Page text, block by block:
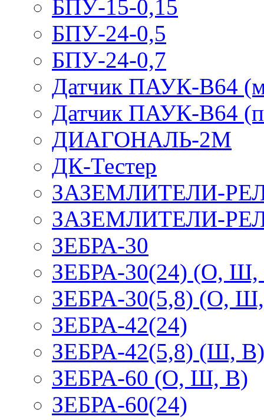
БПУ-15-0,15
БПУ-24-0,5
БПУ-24-0,7
Датчик ПАУК-В64
Датчик ПАУК-В64
ДИАГОНАЛЬ-2М
ДК-Тестер
ЗАЗЕМЛИТЕЛИ-
ЗАЗЕМЛИТЕЛИ-
ЗЕБРА-30
ЗЕБРА-30(24) (О,
ЗЕБРА-30(5,8) (О,
ЗЕБРА-42(24)
ЗЕБРА-42(5,8) (Ш, В)
ЗЕБРА-60 (О, Ш, В)
ЗЕБРА-60(24)